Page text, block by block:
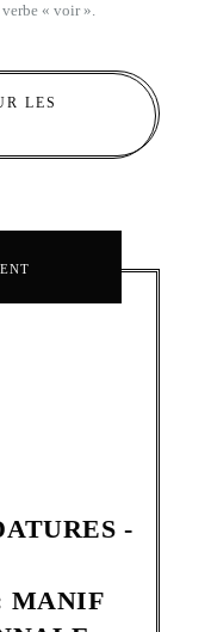
« voir ».
LES
-
MANIF